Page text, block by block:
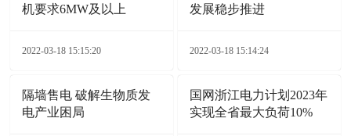
机要求6MW及以上
2022-03-18 15:15:20
发展稳步推进
2022-03-18 15:14:24
隔墙售电 破解生物质发
电产业困局
国网浙江电力计划2023年
实现全省最大负荷10%